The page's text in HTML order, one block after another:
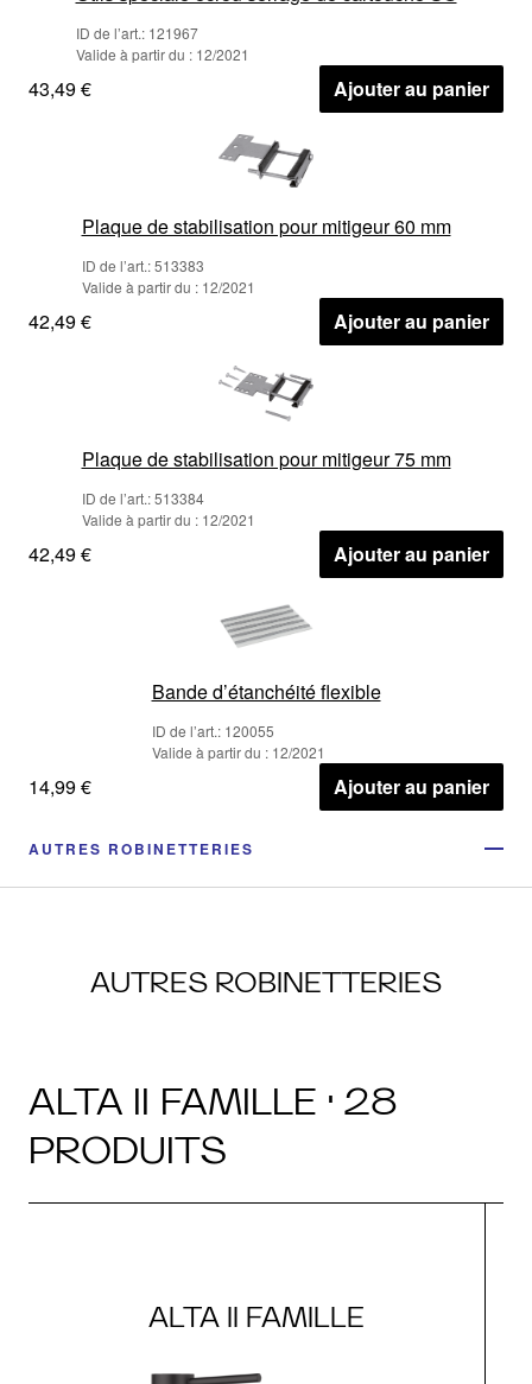
ID de l’art.: 121967
Valide à partir du : 12/2021
43,49 € Ajouter au panier
Plaque de stabilisation pour mitigeur 60 mm
ID de l’art.: 513383
Valide à partir du : 12/2021
42,49 € Ajouter au panier
Plaque de stabilisation pour mitigeur 75 mm
ID de l’art.: 513384
Valide à partir du : 12/2021
42,49 € Ajouter au panier
Bande d’étanchéité flexible
ID de l’art.: 120055
Valide à partir du : 12/2021
14,99 € Ajouter au panier
AUTRES ROBINETTERIES
AUTRES ROBINETTERIES
ALTA II FAMILLE · 28
PRODUITS
ALTA II FAMILLE